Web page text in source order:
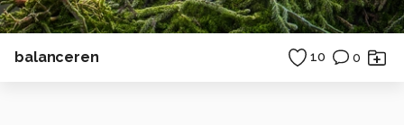
balanceren 10 0